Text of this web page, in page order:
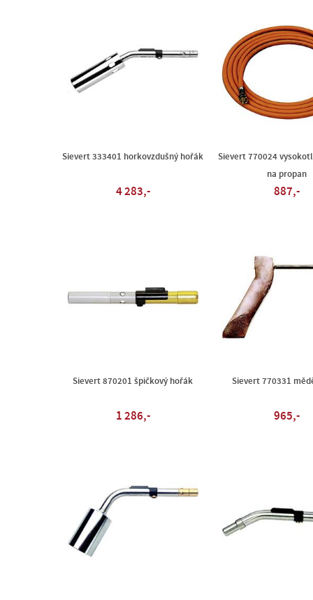
Sievert 333401 horkovzdušný hořák
4 283,-
Sievert 770024
na propan
887,-
Sievert 870201 špičkový hořák
1 286,-
Sievert 770331
965,-